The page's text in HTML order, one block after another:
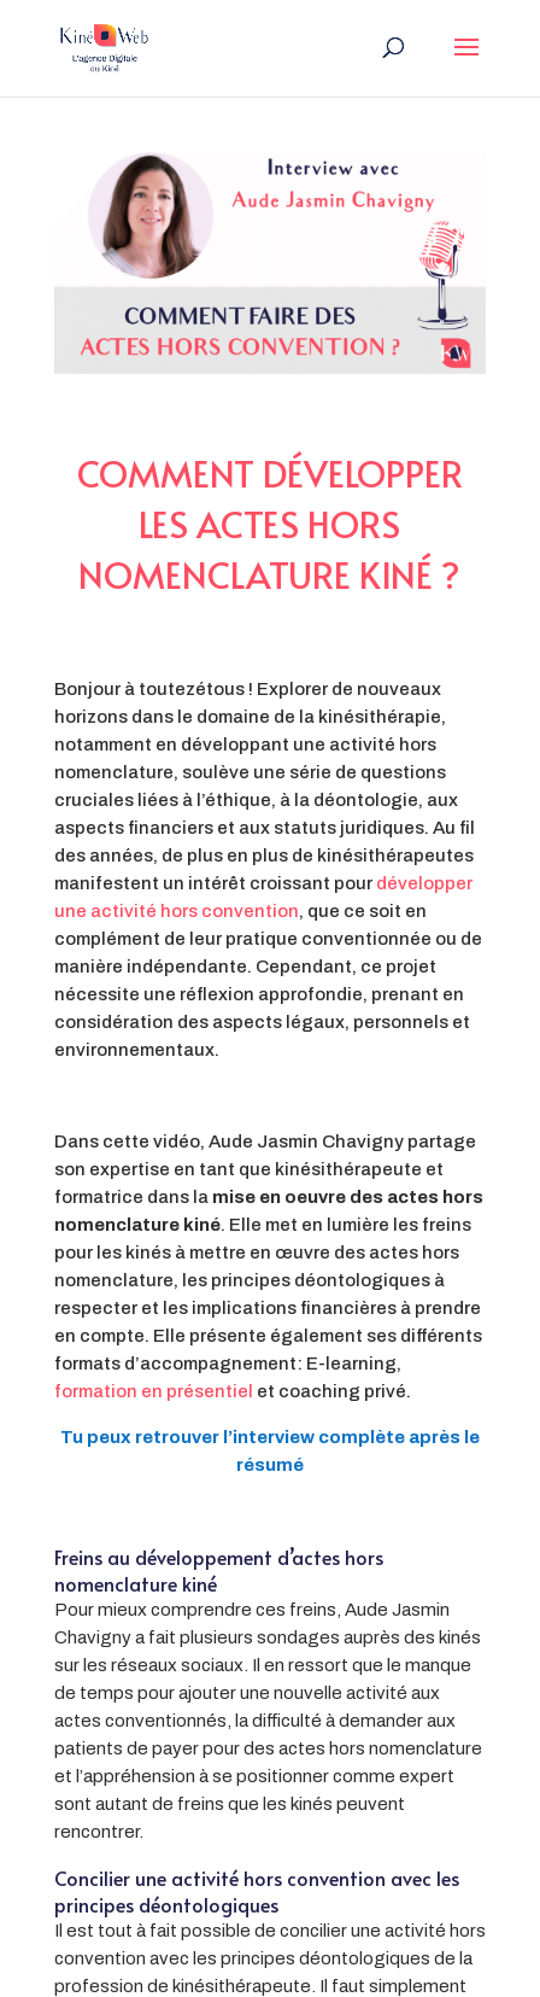
COMMENT DÉVELOPPER
LES ACTES HORS
NOMENCLATURE KINÉ ?
Bonjour à toutezétous ! Explorer de nouveaux
horizons dans le domaine de la kinésithérapie,
notamment en développant une activité hors
nomenclature, soulève une série de questions
cruciales liées à l’éthique, à la déontologie, aux
aspects financiers et aux statuts juridiques. Au fil
des années, de plus en plus de kinésithérapeutes
manifestent un intérêt croissant pour développer
une activité hors convention, que ce soit en
complément de leur pratique conventionnée ou de
manière indépendante. Cependant, ce projet
nécessite une réflexion approfondie, prenant en
considération des aspects légaux, personnels et
environnementaux.
Dans cette vidéo, Aude Jasmin Chavigny partage
son expertise en tant que kinésithérapeute et
formatrice dans la mise en oeuvre des actes hors
nomenclature kiné. Elle met en lumière les freins
pour les kinés à mettre en œuvre des actes hors
nomenclature, les principes déontologiques à
respecter et les implications financières à prendre
en compte. Elle présente également ses différents
formats d’accompagnement: E-learning,
formation en présentiel et coaching privé.
Tu peux retrouver l’interview complète après le
résumé
Freins au développement d’actes hors
nomenclature kiné
Pour mieux comprendre ces freins, Aude Jasmin
Chavigny a fait plusieurs sondages auprès des kinés
sur les réseaux sociaux. Il en ressort que le manque
de temps pour ajouter une nouvelle activité aux
actes conventionnés, la difficulté à demander aux
patients de payer pour des actes hors nomenclature
et l’appréhension à se positionner comme expert
sont autant de freins que les kinés peuvent
rencontrer.
Concilier une activité hors convention avec les
principes déontologiques
Il est tout à fait possible de concilier une activité hors
convention avec les principes déontologiques de la
profession de kinésithérapeute. Il faut simplement